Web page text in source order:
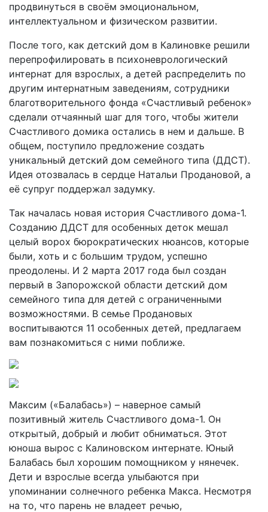
продвинуться в своём эмоциональном,
интеллектуальном и физическом развитии.
После того, как детский дом в Калиновке решили
перепрофилировать в психоневрологический
интернат для взрослых, а детей распределить по
другим интернатным заведениям, сотрудники
благотворительного фонда «Счастливый ребенок»
сделали отчаянный шаг для того, чтобы жители
Счастливого домика остались в нем и дальше. В
общем, поступило предложение создать
уникальный детский дом семейного типа (ДДСТ).
Идея отозвалась в сердце Натальи Продановой, а
её супруг поддержал задумку.
Так началась новая история Счастливого дома-1.
Созданию ДДСТ для особенных деток мешал
целый ворох бюрократических нюансов, которые
были, хоть и с большим трудом, успешно
преодолены. И 2 марта 2017 года был создан
первый в Запорожской области детский дом
семейного типа для детей с ограниченными
возможностями. В семье Продановых
воспитываются 11 особенных детей, предлагаем
вам познакомиться с ними поближе.
Максим («Балабась») – наверное самый
позитивный житель Счастливого дома-1. Он
открытый, добрый и любит обниматься. Этот
юноша вырос с Калиновском интернате. Юный
Балабась был хорошим помощником у нянечек.
Дети и взрослые всегда улыбаются при
упоминании солнечного ребенка Макса. Несмотря
на то, что парень не владеет речью,